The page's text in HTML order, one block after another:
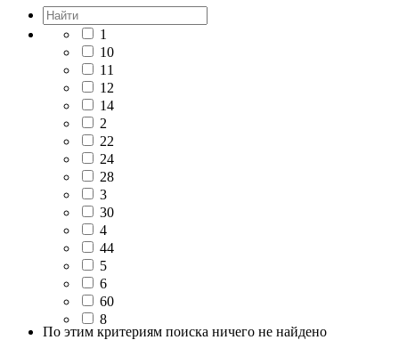
1
10
11
12
14
2
22
24
28
3
30
4
44
5
6
60
8
По этим критериям поиска ничего не найдено